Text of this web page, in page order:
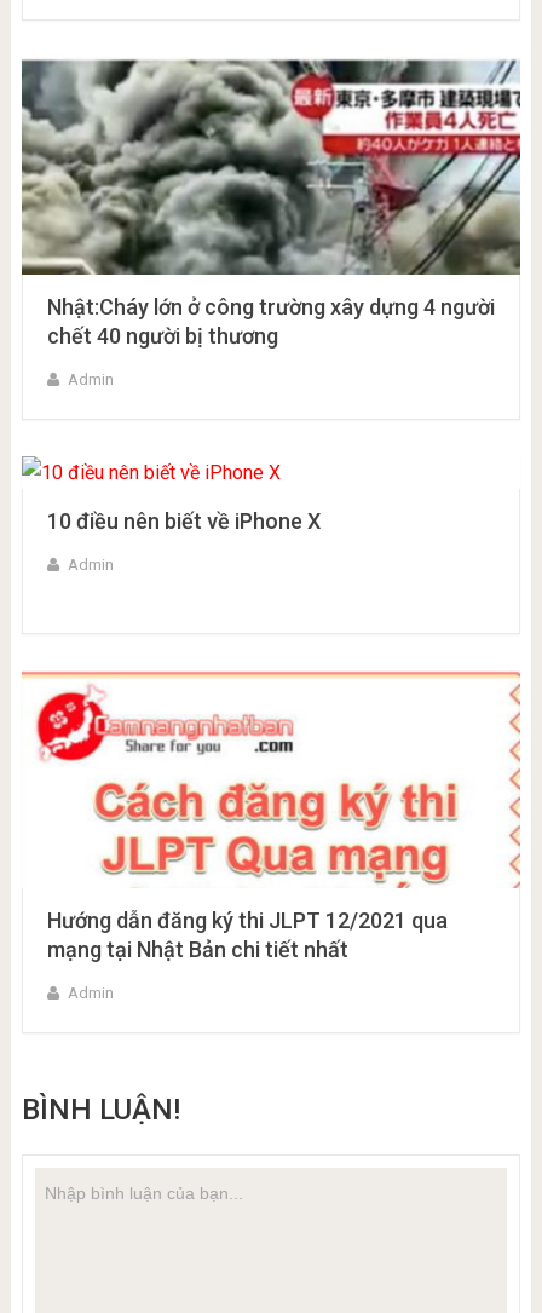
Nhật:Cháy lớn ở công trường xây dựng 4 người
chết 40 người bị thương
Admin
10 điều nên biết về iPhone X
Admin
Hướng dẫn đăng ký thi JLPT 12/2021 qua
mạng tại Nhật Bản chi tiết nhất
Admin
BÌNH LUẬN!